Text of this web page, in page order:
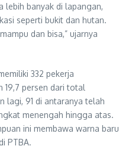
lebih banyak di lapangan,
seperti bukit dan hutan.
dan bisa,” ujarnya
332 pekerja
19,7 persen dari total
lagi, 91 di antaranya telah
menengah hingga atas.
ini membawa warna baru
PTBA.